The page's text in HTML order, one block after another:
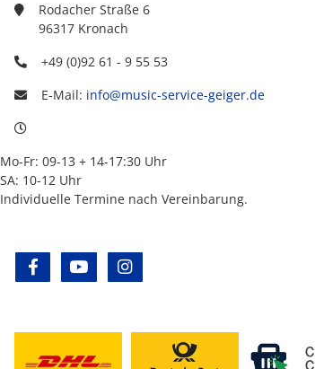
Rodacher Straße 6
96317 Kronach
+49 (0)92 61 - 9 55 53
E-Mail: info@music-service-geiger.de
Mo-Fr: 09-13 + 14-17:30 Uhr
SA: 10-12 Uhr
Individuelle Termine nach Vereinbarung.
facebookyoutube